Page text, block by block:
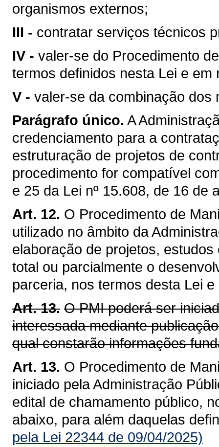
organismos externos;
III - contratar serviços técnicos
IV - valer-se do Procedimento
termos definidos nesta Lei e em
V - valer-se da combinação dos
Parágrafo único. A
credenciamento para a
estruturação de projetos de
procedimento for compatível
e 25 da Lei nº 15.608, de 16 de
Art. 12. O Procedimento de
utilizado no âmbito da
elaboração de projetos,
total ou parcialmente o
parceria, nos termos desta Lei
Art. 13. O PMI poderá ser
interessada mediante
qual constarão informações
Art. 13. O Procedimento de
iniciado pela Administração
edital de chamamento público,
abaixo, para além daquelas
pela Lei 22344 de 09/04/2025)